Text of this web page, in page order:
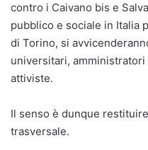
contro i Caivano bis e
pubblico e sociale in Italia
di Torino, si
universitari,
attiviste.
Il senso è dunque
trasversale.